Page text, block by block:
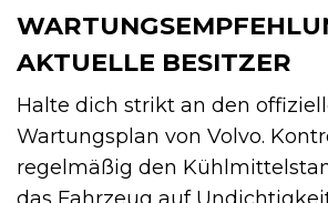
AKTUELLE BESITZER
Halte dich strikt an den
Wartungsplan von Volvo.
regelmäßig den
das Fahrzeug auf